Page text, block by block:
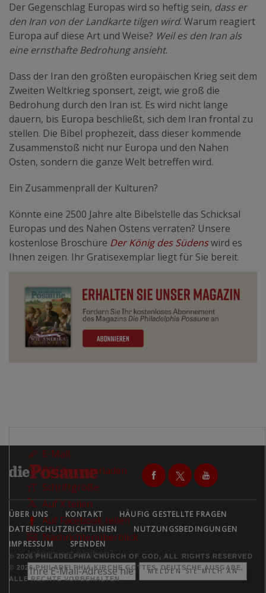
Der Gegenschlag Europas wird so heftig sein, dass er
den Iran von der Landkarte tilgen wird. Warum reagiert
Europa auf diese Art und Weise? Weil es den Iran als
eine ernsthafte Bedrohung ansieht.
Dass der Iran den größten europäischen Krieg seit dem
Zweiten Weltkrieg sponsert, zeigt, wie groß die
Bedrohung durch den Iran ist. Es wird nicht lange
dauern, bis Europa beschließt, sich dem Iran frontal zu
stellen. Die Bibel prophezeit, dass dieser kommende
Zusammenstoß nicht nur Europa und den Nahen
Osten, sondern die ganze Welt betreffen wird.
Ein Zusammenprall der Kulturen?
Könnte eine 2500 Jahre alte Bibelstelle das Schicksal
Europas und des Nahen Ostens verraten? Unsere
kostenlose Broschüre Der König des Südenswird es
Ihnen zeigen. Ihr Gratisexemplar liegt für Sie bereit.
E-Mail
PDF herunterladen
Schriftgröße
Auf X teilen
Auf Facebook teilen
Nachrichtenüberblick
Informiert bleiben?
MELDEN SIE MICH AN
ÜBER UNS KONTAKT
HÄUFIG GESTELLTE FRAGEN
DATENSCHUTZRICHTLINIEN
NUTZUNGSBEDINGUNGEN
IMPRESSUM
SPENDEN
© 2026 PHILADELPHIA CHURCH OF GOD, ALL RIGHTS RESERVED
© 2026 PHILADELPHIA KIRCHE GOTTES, DEUTSCHE AUSGABE,
ALLE RECHTE VORBEHALTEN